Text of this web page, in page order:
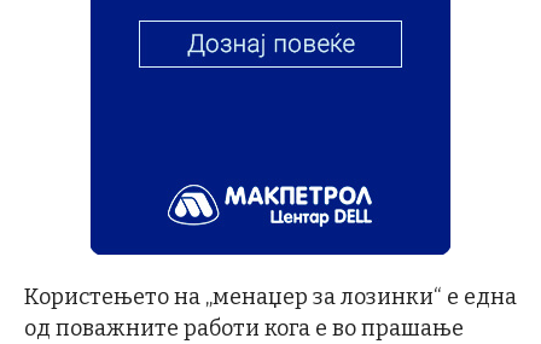
Користењето на „менаџер за лозинки“ е една
од поважните работи кога е во прашање